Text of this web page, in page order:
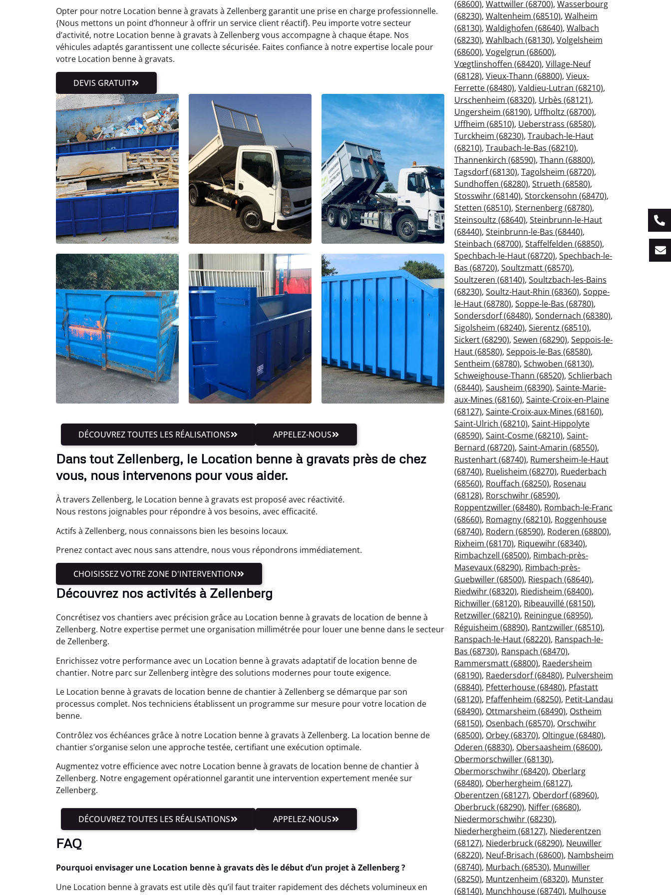
Opter pour notre Location benne à gravats à Zellenberg garantit une prise en charge professionnelle.
{Nous mettons un point d’honneur à offrir un service client réactif}. Peu importe votre secteur
d’activité, notre Location benne à gravats à Zellenberg vous accompagne à chaque étape. Nos
véhicules adaptés garantissent une collecte sécurisée. Faites confiance à notre expertise locale pour
votre Location benne à gravats.
DEVIS GRATUIT
DÉCOUVREZ TOUTES LES RÉALISATIONS APPELEZ-NOUS
Dans tout Zellenberg, le Location benne à gravats près de chez
vous, nous intervenons pour vous aider.
À travers Zellenberg, le Location benne à gravats est proposé avec réactivité.
Nous restons joignables pour répondre à vos besoins, avec efficacité.
Actifs à Zellenberg, nous connaissons bien les besoins locaux.
Prenez contact avec nous sans attendre, nous vous répondrons immédiatement.
CHOISISSEZ VOTRE ZONE D'INTERVENTION
Découvrez nos activités à Zellenberg
Concrétisez vos chantiers avec précision grâce au Location benne à gravats de location de benne à
Zellenberg. Notre expertise permet une organisation millimétrée pour louer une benne dans le secteur
de Zellenberg.
Enrichissez votre performance avec un Location benne à gravats adaptatif de location benne de
chantier. Notre parc sur Zellenberg intègre des solutions modernes pour toute exigence.
Le Location benne à gravats de location benne de chantier à Zellenberg se démarque par son
processus complet. Nos techniciens établissent un programme sur mesure pour votre location de
benne.
Contrôlez vos échéances grâce à notre Location benne à gravats à Zellenberg. La location benne de
chantier s’organise selon une approche testée, certifiant une exécution optimale.
Augmentez votre efficience avec notre Location benne à gravats de location benne de chantier à
Zellenberg. Notre engagement opérationnel garantit une intervention expertement menée sur
Zellenberg.
DÉCOUVREZ TOUTES LES RÉALISATIONS APPELEZ-NOUS
FAQ
Pourquoi envisager une Location benne à gravats dès le début d’un projet à Zellenberg ?
Une Location benne à gravats est utile dès qu’il faut traiter rapidement des déchets volumineux en
(68600), Wattwiller (68700), Wasserbourg
(68230), Waltenheim (68510), Walheim
(68130), Waldighofen (68640), Walbach
(68230), Wahlbach (68130), Volgelsheim
(68600), Vogelgrun (68600),
Vœgtlinshoffen (68420), Village-Neuf
(68128), Vieux-Thann (68800), Vieux-
Ferrette (68480), Valdieu-Lutran (68210),
Urschenheim (68320), Urbès (68121),
Ungersheim (68190), Uffholtz (68700),
Uffheim (68510), Ueberstrass (68580),
Turckheim (68230), Traubach-le-Haut
(68210), Traubach-le-Bas (68210),
Thannenkirch (68590), Thann (68800),
Tagsdorf (68130), Tagolsheim (68720),
Sundhoffen (68280), Strueth (68580),
Stosswihr (68140), Storckensohn (68470),
Stetten (68510), Sternenberg (68780),
Steinsoultz (68640), Steinbrunn-le-Haut
(68440), Steinbrunn-le-Bas (68440),
Steinbach (68700), Staffelfelden (68850),
Spechbach-le-Haut (68720), Spechbach-le-
Bas (68720), Soultzmatt (68570),
Soultzeren (68140), Soultzbach-les-Bains
(68230), Soultz-Haut-Rhin (68360), Soppe-
le-Haut (68780), Soppe-le-Bas (68780),
Sondersdorf (68480), Sondernach (68380),
Sigolsheim (68240), Sierentz (68510),
Sickert (68290), Sewen (68290), Seppois-le-
Haut (68580), Seppois-le-Bas (68580),
Sentheim (68780), Schwoben (68130),
Schweighouse-Thann (68520), Schlierbach
(68440), Sausheim (68390), Sainte-Marie-
aux-Mines (68160), Sainte-Croix-en-Plaine
(68127), Sainte-Croix-aux-Mines (68160),
Saint-Ulrich (68210), Saint-Hippolyte
(68590), Saint-Cosme (68210), Saint-
Bernard (68720), Saint-Amarin (68550),
Rustenhart (68740), Rumersheim-le-Haut
(68740), Ruelisheim (68270), Ruederbach
(68560), Rouffach (68250), Rosenau
(68128), Rorschwihr (68590),
Roppentzwiller (68480), Rombach-le-Franc
(68660), Romagny (68210), Roggenhouse
(68740), Rodern (68590), Roderen (68800),
Rixheim (68170), Riquewihr (68340),
Rimbachzell (68500), Rimbach-près-
Masevaux (68290), Rimbach-près-
Guebwiller (68500), Riespach (68640),
Riedwihr (68320), Riedisheim (68400),
Richwiller (68120), Ribeauvillé (68150),
Retzwiller (68210), Reiningue (68950),
Réguisheim (68890), Rantzwiller (68510),
Ranspach-le-Haut (68220), Ranspach-le-
Bas (68730), Ranspach (68470),
Rammersmatt (68800), Raedersheim
(68190), Raedersdorf (68480), Pulversheim
(68840), Pfetterhouse (68480), Pfastatt
(68120), Pfaffenheim (68250), Petit-Landau
(68490), Ottmarsheim (68490), Ostheim
(68150), Osenbach (68570), Orschwihr
(68500), Orbey (68370), Oltingue (68480),
Oderen (68830), Obersaasheim (68600),
Obermorschwiller (68130),
Obermorschwihr (68420), Oberlarg
(68480), Oberhergheim (68127),
Oberentzen (68127), Oberdorf (68960),
Oberbruck (68290), Niffer (68680),
Niedermorschwihr (68230),
Niederhergheim (68127), Niederentzen
(68127), Niederbruck (68290), Neuwiller
(68220), Neuf-Brisach (68600), Nambsheim
(68740), Murbach (68530), Munwiller
(68250), Muntzenheim (68320), Munster
(68140), Munchhouse (68740), Mulhouse